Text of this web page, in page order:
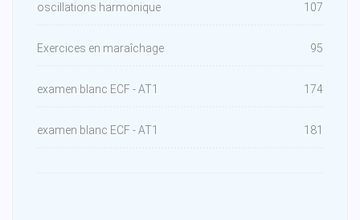
oscillations harmonique 107
Exercices en maraîchage 95
examen blanc ECF - AT1 174
examen blanc ECF - AT1 181